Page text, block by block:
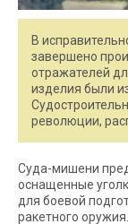
В
завершено
отражателей
изделия были
революции,
Суда-мишени
оснащенные
для боевой
ракетного